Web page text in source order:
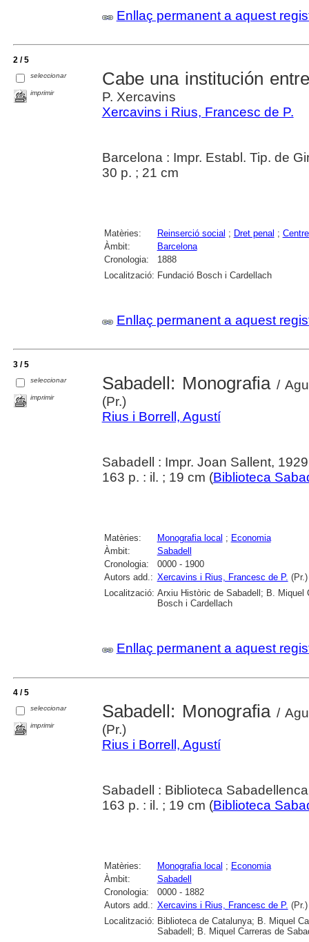
Enllaç permanent a aquest
2 / 5
seleccionar
imprimir
Cabe una institución
P. Xercavins
Xercavins i Rius, Francesc de P.
Barcelona : Impr. Establ. Tip. de
30 p. ; 21 cm
Matèries: Reinserció social ; Dret penal ;
Àmbit:
Barcelona
Cronologia:
1888
Localització: Fundació Bosch i Cardellach
Enllaç permanent a aquest
3 / 5
seleccionar
imprimir
Sabadell: Monografia/
(Pr.)
Rius i Borrell, Agustí
Sabadell : Impr. Joan Sallent, 1929
163 p. : il. ; 19 cm (Biblioteca
Matèries: Monografia local ; Economia
Àmbit:
Sabadell
Cronologia:
0000 - 1900
Autors add.: Xercavins i Rius, Francesc de P. (Pr.)
Localització: Arxiu Històric de Sabadell; B. Miquel
Bosch i Cardellach
Enllaç permanent a aquest
4 / 5
seleccionar
imprimir
Sabadell: Monografia/
(Pr.)
Rius i Borrell, Agustí
Sabadell : Biblioteca
163 p. : il. ; 19 cm (Biblioteca
Matèries: Monografia local ; Economia
Àmbit:
Sabadell
Cronologia:
0000 - 1882
Autors add.: Xercavins i Rius, Francesc de P. (Pr.)
Localització: Biblioteca de Catalunya; B. Miquel
Sabadell; B. Miquel Carreras de